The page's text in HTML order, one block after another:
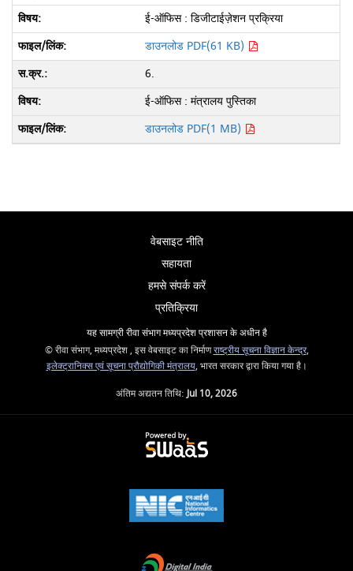
ई-ऑफिस : डिजीटाईज़ेशन प्रक्रिया
डाउनलोड PDF(61 KB)
6.
ई-ऑफिस : मंत्रालय पुस्तिका
डाउनलोड PDF(1 MB)
वेबसाइट नीति
सहायता
हमसे संपर्क करें
प्रतिक्रिया
यह सामग्री रीवा संभाग मध्यप्रदेश प्रशासन के अधीन है
© रीवा संभाग, मध्यप्रदेश , इस वेबसाइट का निर्माणराष्ट्रीय सूचना विज्ञान केन्द्र,
इलेक्ट्रानिक्स एवं सूचना प्रौद्योगिकी मंत्रालय, भारत सरकार द्वारा किया गया है।
अंतिम अद्यतन तिथि:Jul 10, 2026